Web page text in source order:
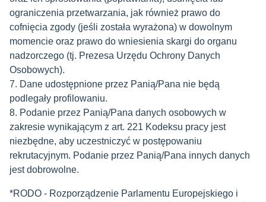
ograniczenia przetwarzania, jak również prawo do
cofnięcia zgody (jeśli została wyrażona) w dowolnym
momencie oraz prawo do wniesienia skargi do organu
nadzorczego (tj. Prezesa Urzędu Ochrony Danych
Osobowych).
7. Dane udostępnione przez Panią/Pana nie będą
podlegały profilowaniu.
8. Podanie przez Panią/Pana danych osobowych w
zakresie wynikającym z art. 221 Kodeksu pracy jest
niezbędne, aby uczestniczyć w postępowaniu
rekrutacyjnym. Podanie przez Panią/Pana innych danych
jest dobrowolne.
*RODO - Rozporządzenie Parlamentu Europejskiego i